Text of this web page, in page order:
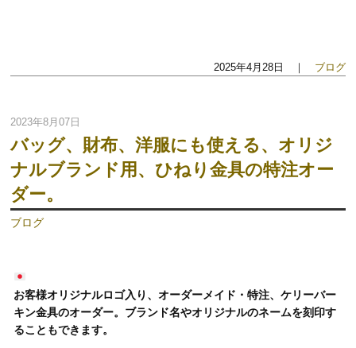
2025年4月28日 ｜ ブログ
2023年8月07日
バッグ、財布、洋服にも使える、オリジ
ナルブランド用、ひねり金具の特注オー
ダー。
ブログ
お客様オリジナルロゴ入り、オーダーメイド・特注、ケリーバー
キン金具のオーダー。ブランド名やオリジナルのネームを刻印す
ることもできます。